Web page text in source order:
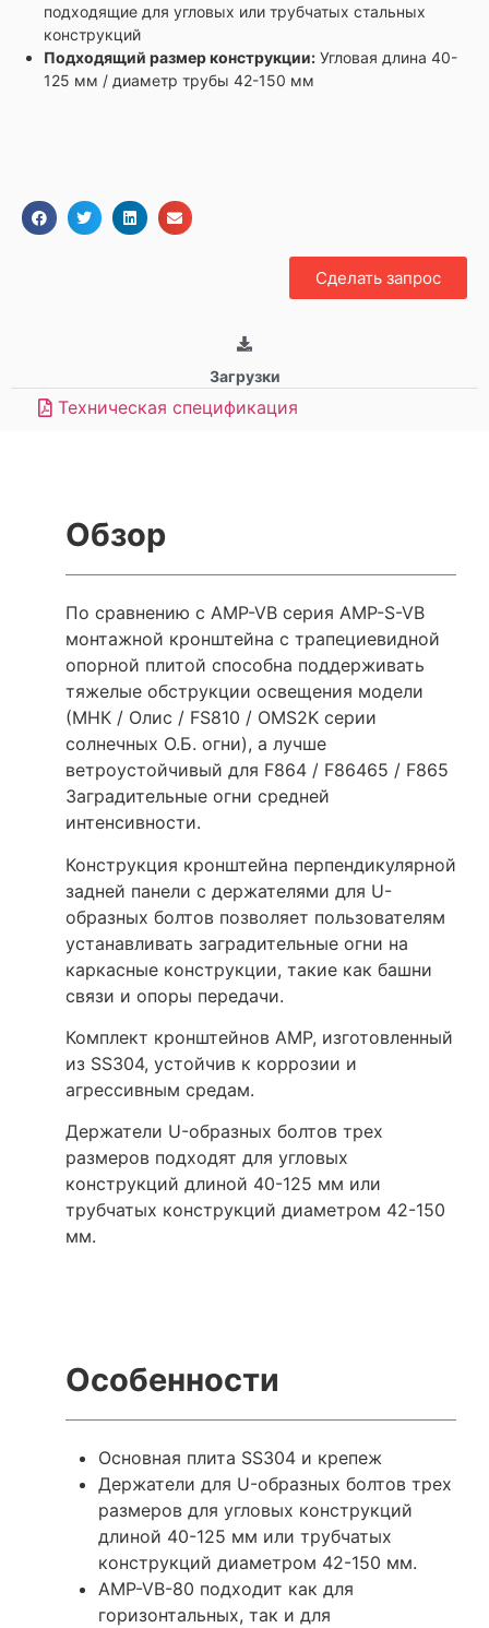
подходящие для угловых или трубчатых стальных
конструкций
Подходящий размер конструкции: Угловая длина 40-
125 мм / диаметр трубы 42-150 мм
Сделать запрос
Загрузки
Техническая спецификация
Обзор
По сравнению с AMP-VB серия AMP-S-VB
монтажной кронштейна с трапециевидной
опорной плитой способна поддерживать
тяжелые обструкции освещения модели
(МНК / Олис / FS810 / OMS2K серии
солнечных О.Б. огни), а лучше
ветроустойчивый для F864 / F86465 / F865
Заградительные огни средней
интенсивности.
Конструкция кронштейна перпендикулярной
задней панели с держателями для U-
образных болтов позволяет пользователям
устанавливать заградительные огни на
каркасные конструкции, такие как башни
связи и опоры передачи.
Комплект кронштейнов AMP, изготовленный
из SS304, устойчив к коррозии и
агрессивным средам.
Держатели U-образных болтов трех
размеров подходят для угловых
конструкций длиной 40-125 мм или
трубчатых конструкций диаметром 42-150
мм.
Особенности
Основная плита SS304 и крепеж
Держатели для U-образных болтов трех
размеров для угловых конструкций
длиной 40-125 мм или трубчатых
конструкций диаметром 42-150 мм.
AMP-VB-80 подходит как для
горизонтальных, так и для